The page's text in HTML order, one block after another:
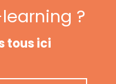
?
tous ici